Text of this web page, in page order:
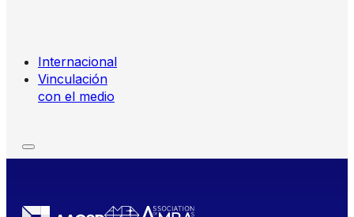
Internacional
Vinculación
con el medio